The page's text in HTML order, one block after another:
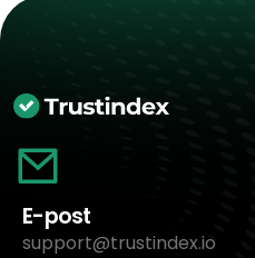
E-post
support@trustindex.io